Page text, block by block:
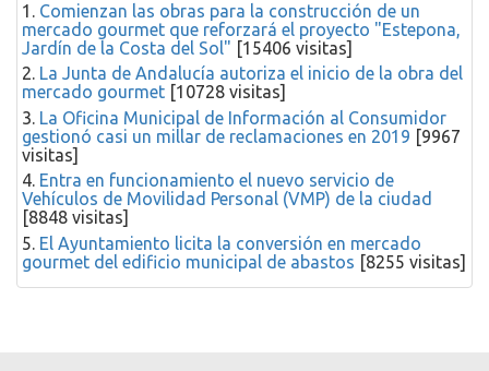
1. Comienzan las obras para la construcción de un
mercado gourmet que reforzará el proyecto "Estepona,
Jardín de la Costa del Sol" [15406 visitas]
2. La Junta de Andalucía autoriza el inicio de la obra del
mercado gourmet [10728 visitas]
3. La Oficina Municipal de Información al Consumidor
gestionó casi un millar de reclamaciones en 2019 [9967
visitas]
4. Entra en funcionamiento el nuevo servicio de
Vehículos de Movilidad Personal (VMP) de la ciudad
[8848 visitas]
5. El Ayuntamiento licita la conversión en mercado
gourmet del edificio municipal de abastos [8255 visitas]